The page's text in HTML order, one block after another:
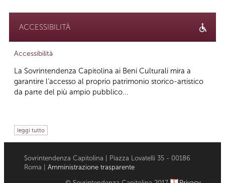
ACCESSIBILITÀ
Accessibilità
La Sovrintendenza Capitolina ai Beni Culturali mira a
garantire l’accesso al proprio patrimonio storico-artistico
da parte del più ampio pubblico...
leggi tutto
Sovrintendenza Capitolina | Piazza Lovatelli 35 - 00186
Roma | Amministrazione trasparente